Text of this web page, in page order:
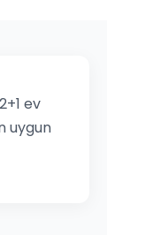
ev
uygun